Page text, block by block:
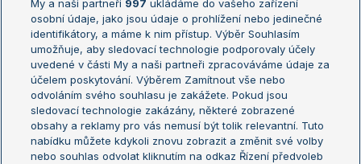
Žebříček ATP (muži)
Žebříček WTA (ženy)
Sázkařský žebříček
Australian Open
French Open
Wimbledon
US Open
Turnaj mistrů
Turnaj mistryň
Aktualní trendy
My a naši partneři 997 ukládáme do vašeho zařízení
osobní údaje, jako jsou údaje o prohlížení nebo jedinečné
identifikátory, a máme k nim přístup. Výběr Souhlasím
umožňuje, aby sledovací technologie podporovaly účely
uvedené v části My a naši partneři zpracováváme údaje za
účelem poskytování. Výběrem Zamítnout vše nebo
odvoláním svého souhlasu je zakážete. Pokud jsou
sledovací technologie zakázány, některé zobrazené
obsahy a reklamy pro vás nemusí být tolik relevantní. Tuto
nabídku můžete kdykoli znovu zobrazit a změnit své volby
nebo souhlas odvolat kliknutím na odkaz Řízení předvoleb